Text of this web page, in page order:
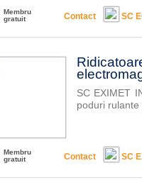
Membru
gratuit
Contact SC
SC EXIMET
poduri
Membru
gratuit
Contact SC